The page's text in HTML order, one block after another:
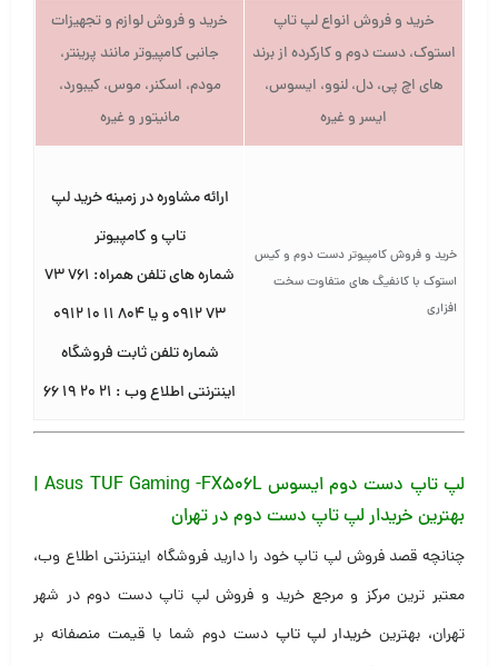
خرید و فروش انواع لپ تاپ
استوک، دست دوم و کارکرده از برند
های اچ پی، دل، لنوو، ایسوس،
ایسر و غیره
خرید و فروش لوازم و تجهیزات
جانبی کامپیوتر مانند پرینتر،
مودم، اسکنر، موس، کیبورد،
مانیتور و غیره
خرید و فروش کامپیوتر دست دوم و کیس
استوک با کانفیگ های متفاوت سخت
افزاری
ارائه مشاوره در زمینه خرید لپ
تاپ و کامپیوتر
شماره های تلفن همراه: ۷۶۱ ۷۳
۷۳ ۰۹۱۲ و یا ۸۰۴ ۱۱ ۱۰ ۰۹۱۲
شماره تلفن ثابت فروشگاه
اینترنتی اطلاع وب : ۲۱ ۲۰ ۱۹ ۶۶
لپ تاپ دست دوم ایسوس Asus TUF Gaming -FX506L |
بهترین خریدار لپ تاپ دست دوم در تهران
چنانچه قصد فروش لپ تاپ خود را دارید فروشگاه اینترنتی اطلاع وب،
معتبر ترین مرکز و مرجع خرید و فروش لپ تاپ دست دوم در شهر
تهران، بهترین خریدار لپ تاپ دست دوم شما با قیمت منصفانه بر